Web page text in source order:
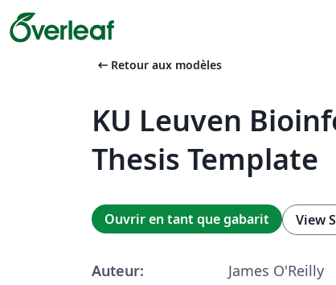
arrow_left_alt Retour aux modèles
KU Leuven
Thesis Template
Ouvrir en tant que gabarit View
Auteur:
James O'Reilly